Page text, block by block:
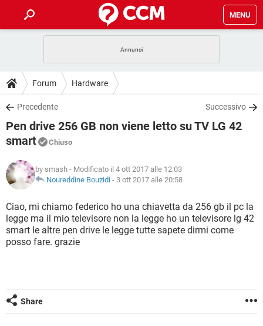
MENU
INTRATTENIMENTO
iOS
INSTAGRAM WHATSAPP
TIKTOK
HARDWARE
GUIDE
COVID-19
iOS
TIKTOK FACEBOOK
DOWNLOAD
COVID-19 GAMING
INTRATTENIMENTO
iOS WINDOWS 10
INSTAGRAM
TIKTOK FACEBOOK
HARDWARE
FORUM
INTRATTENIMENTO ANDROID
INSTAGRAM WHATSAPP
TIKTOK FACEBOOK
GLOSSARIO
COVID-19
INTRATTENIMENTO ANDROID
iOS WINDOWS 10
INSTAGRAM
Forum Hardware
Precedente Successivo
Pen drive 256 GB non viene letto su TV LG 42
smart
Chiuso
by smash - Modificato il 4 ott 2017 alle 12:03
Noureddine Bouzidi - 3 ott 2017 alle 20:58
Ciao, mi chiamo federico ho una chiavetta da 256 gb il pc la
legge ma il mio televisore non la legge ho un televisore lg 42
smart le altre pen drive le legge tutte sapete dirmi come
posso fare. grazie
Share